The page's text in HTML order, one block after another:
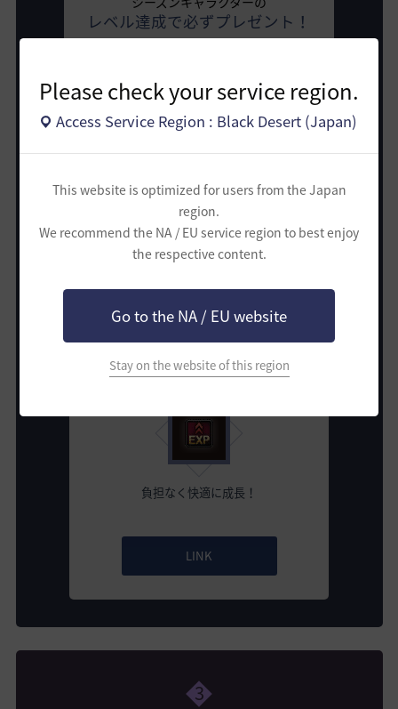
Please check your service region.
Access Service Region : Black Desert (Japan)
This website is optimized for users from the Japan
region.
We recommend the NA / EU service region to best enjoy
the respective content.
Go to the NA / EU website
Stay on the website of this region
レベル達成で必ずプレゼント！
LINK
Hot Time ON！
負担なく快適に成長！
LINK
3